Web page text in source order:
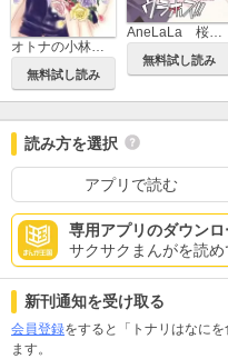
無料試し読み
AneLaLa 桜蘭高校ホスト部 特別編
無料試し読み
読み方を選択
アプリで読む
専用アプリのダウンロ
サクサクまんがを読め
新刊通知を受け取る
会員登録をすると「トナリはなに
ます。